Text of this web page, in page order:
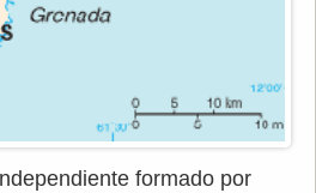
formado por